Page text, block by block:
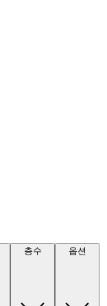
층수 옵션